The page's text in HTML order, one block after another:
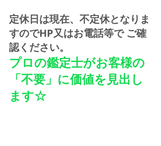
定休日は現在、不定休となりま
すのでHP又はお電話等で ご確
認ください。
プロの鑑定士がお客様の
「不要」に価値を見出し
ます☆